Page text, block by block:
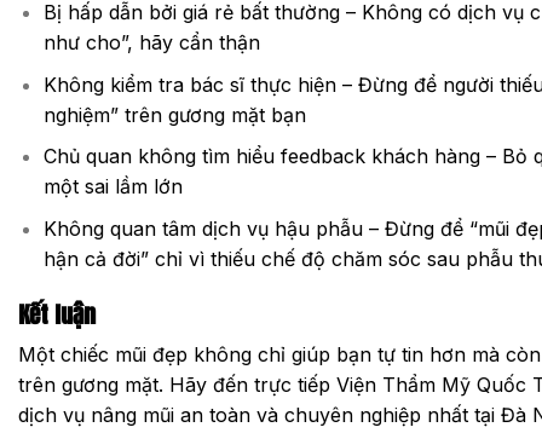
Bị hấp dẫn bởi giá rẻ bất thường – Không có dịch vụ
như cho”, hãy cẩn thận
Không kiểm tra bác sĩ thực hiện – Đừng để người
nghiệm” trên gương mặt bạn
Chủ quan không tìm hiểu feedback khách hàng – Bỏ
một sai lầm lớn
Không quan tâm dịch vụ hậu phẫu – Đừng để “mũi
hận cả đời” chỉ vì thiếu chế độ chăm sóc sau phẫu
Kết luận
Một chiếc mũi đẹp không chỉ giúp bạn tự tin hơn mà
trên gương mặt. Hãy đến trực tiếp Viện Thẩm Mỹ Quốc
dịch vụ nâng mũi an toàn và chuyên nghiệp nhất tại Đà